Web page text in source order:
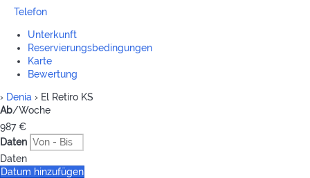
Telefon
Unterkunft
Reservierungsbedingungen
Karte
Bewertung
› Denia › El Retiro KS
Ab/Woche
987€
Daten
Daten
Datum hinzufügen